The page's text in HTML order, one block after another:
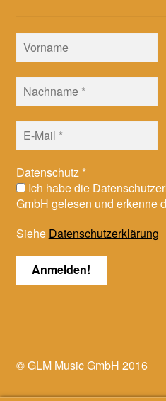
Datenschutz *
Ich habe die
GmbH gelesen und erkenne
Siehe Datenschutzerklärung
© GLM Music GmbH 2016